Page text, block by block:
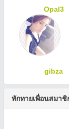
Opal3
gibza
ทักทายเพื่อนสมาชิ